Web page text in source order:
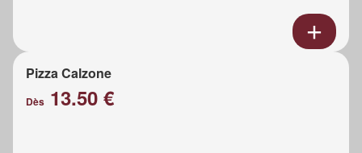
Pizza Calzone
Dès 13.50 €